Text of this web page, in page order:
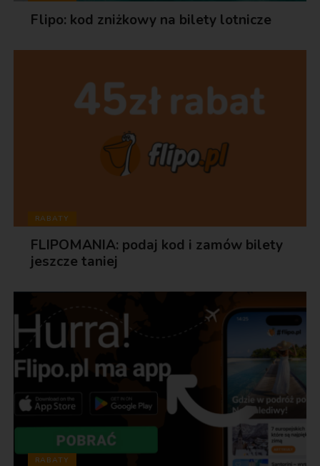
Flipo: kod zniżkowy na bilety lotnicze
RABATY
FLIPOMANIA: podaj kod i zamów bilety
jeszcze taniej
RABATY